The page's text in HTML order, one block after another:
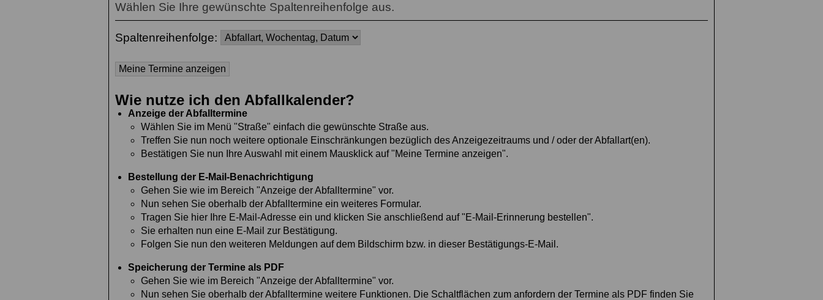
Wählen Sie Ihre gewünschte Spaltenreihenfolge aus.
Spaltenreihenfolge:
Wie nutze ich den Abfallkalender?
Anzeige der Abfalltermine
Wählen Sie im Menü "Straße" einfach die gewünschte Straße aus.
Treffen Sie nun noch weitere optionale Einschränkungen bezüglich des Anzeigezeitraums und / oder der Abfallart(en).
Bestätigen Sie nun Ihre Auswahl mit einem Mausklick auf "Meine Termine anzeigen".
Bestellung der E-Mail-Benachrichtigung
Gehen Sie wie im Bereich "Anzeige der Abfalltermine" vor.
Nun sehen Sie oberhalb der Abfalltermine ein weiteres Formular.
Tragen Sie hier Ihre E-Mail-Adresse ein und klicken Sie anschließend auf "E-Mail-Erinnerung bestellen".
Sie erhalten nun eine E-Mail zur Bestätigung.
Folgen Sie nun den weiteren Meldungen auf dem Bildschirm bzw. in dieser Bestätigungs-E-Mail.
Speicherung der Termine als PDF
Gehen Sie wie im Bereich "Anzeige der Abfalltermine" vor.
Nun sehen Sie oberhalb der Abfalltermine weitere Funktionen. Die Schaltflächen zum anfordern der Termine als PDF finden Sie